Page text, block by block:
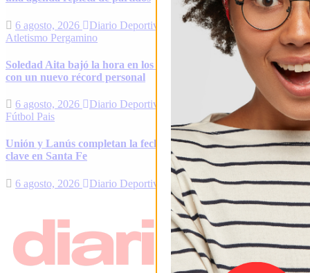
6 agosto, 2026
Diario Deportivo
Atletismo Pergamino
Soledad Aita bajó la hora en los 15K y volvió a hacer historia
con un nuevo récord personal
6 agosto, 2026
Diario Deportivo
Fútbol Pais
Unión y Lanús completan la fecha 2 del Clausura en un duelo
clave en Santa Fe
6 agosto, 2026 Diario Deportivo